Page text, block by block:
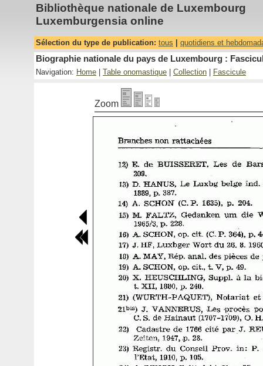
Bibliothèque nationale de Luxembourg
Luxemburgensia online
Sélection du type de publication: tous quotidiens et
Biographie nationale du pays de Luxembourg :
Navigation: Home Table onomastique Collection Fascicule
Zoom